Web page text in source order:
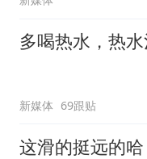
多喝热水，热水
新媒体 69跟贴
这滑的挺远的